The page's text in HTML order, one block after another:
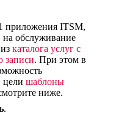
приложения ITSM,
на обслуживание
каталога услуг с
записи. При этом в
цели шаблоны
ниже.
.